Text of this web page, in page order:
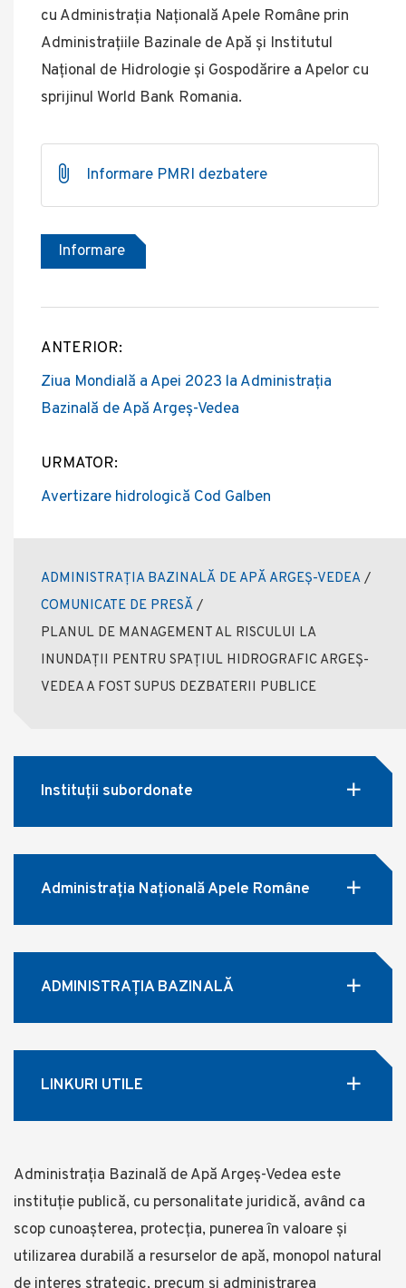
cu Administrația Națională Apele Române prin
Administrațiile Bazinale de Apă și Institutul
Național de Hidrologie și Gospodărire a Apelor cu
sprijinul World Bank Romania.
Informare PMRI dezbatere
Informare
Post
navigation
ANTERIOR:
Ziua Mondială a Apei 2023 la Administrația
Bazinală de Apă Argeș-Vedea
URMATOR:
Avertizare hidrologică Cod Galben
ADMINISTRAȚIA BAZINALĂ DE APĂ ARGEȘ-VEDEA /
COMUNICATE DE PRESĂ /
PLANUL DE MANAGEMENT AL RISCULUI LA
INUNDAȚII PENTRU SPAȚIUL HIDROGRAFIC ARGEȘ-
VEDEA A FOST SUPUS DEZBATERII PUBLICE
Instituții subordonate
Administrația Națională Apele Române
ADMINISTRAȚIA BAZINALĂ
LINKURI UTILE
Administrația Bazinală de Apă Argeș-Vedea este
instituție publică, cu personalitate juridică, având ca
scop cunoașterea, protecția, punerea în valoare și
utilizarea durabilă a resurselor de apă, monopol natural